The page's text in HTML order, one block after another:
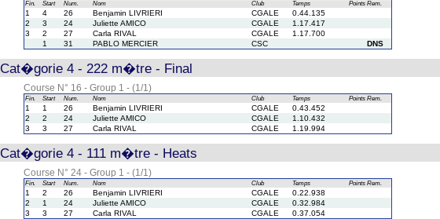
Fin. Start Num. Nom Club Temps Points Rem.
1 4 26 Benjamin LIVRIERI CGALE
0.44.135
2
3 24 Juliette AMICO CGALE
1.17.417
3
2 27 Carla RIVAL CGALE
1.17.700
1
31 PABLO MERCIER CSC DNS
Cat�gorie 4 - 222 m�tre - Final
Course N° 16 - Group 1 - (1/1)
Fin. Start Num. Nom Club Temps Points Rem.
1 1 26 Benjamin LIVRIERI CGALE
0.43.452
2
2 24 Juliette AMICO CGALE
1.10.432
3
3 27 Carla RIVAL CGALE 1.19.994
Cat�gorie 4 - 111 m�tre - Heats
Course N° 24 - Group 1 - (1/1)
Fin. Start Num. Nom Club Temps Points Rem.
1 2 26 Benjamin LIVRIERI CGALE
0.22.938
2
1 24 Juliette AMICO CGALE
0.32.984
3
3 27 Carla RIVAL CGALE 0.37.054